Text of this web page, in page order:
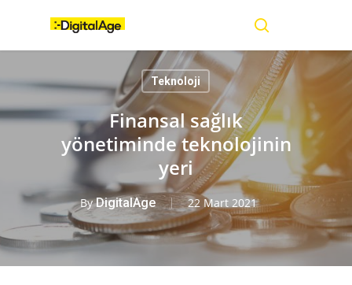
content
Teknoloji
Finansal sağlık
yönetiminde teknolojinin
yeri
By DigitalAge 22 Mart 2021